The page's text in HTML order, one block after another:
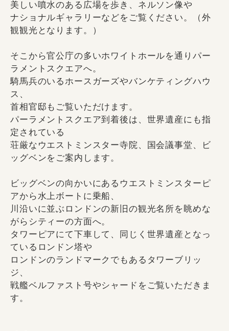
美しい噴水のある広場を歩き、ネルソン像や
ナショナルギャラリーなどをご覧ください。（外
観観光となります。）
そこから官公庁の多いホワイトホールを通りパー
ラメントスクエアへ。
騎馬兵のいるホースガーズやバンケティングハウ
ス、
首相官邸もご覧いただけます。
パーラメントスクエア到着後は、世界遺産にも指
定されている
荘厳なウエストミンスター寺院、国会議事堂、ビ
ッグベンをご案内します。
ビッグベンの向かいにあるウエストミンスターピ
アから水上ボートに乗船、
川沿いに並ぶロンドンの新旧の観光名所を眺めな
がらシティーの方面へ。
タワーピアにて下車して、同じく世界遺産となっ
ているロンドン塔や
ロンドンのランドマークでもあるタワーブリッ
ジ、
戦艦ベルファスト号やシャードをご覧いただきま
す。